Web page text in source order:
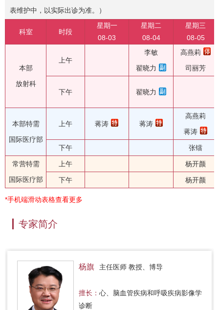
表维护中，以实际出诊为准。）
科室 时段
星期一
08-03
星期二
08-04
星期三
08-05
本部
放射科
上午
李敏
翟晓力
高燕莉
司丽芳
下午 翟晓力
本部特需
国际医疗部
上午 蒋涛 蒋涛
高燕莉
蒋涛
下午 张镭
常营特需
国际医疗部
上午 杨开颜
下午 杨开颜
*手机端滑动表格查看更多
专家简介
杨旗 主任医师 教授、博导
擅长： 心、脑血管疾病和呼吸疾病影像学
诊断